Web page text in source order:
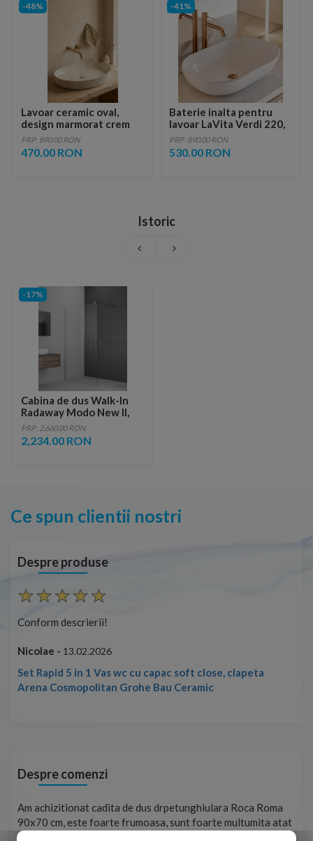
-48%
Lavoar ceramic oval,
design marmorat crem
lucios cu vene aurii,
ventil inclus
PRP: 890.00 RON
470.00 RON
-41%
Baterie inalta pentru
lavoar LaVita Verdi 220,
fara ventil, brushed
copper
PRP: 890.00 RON
530.00 RON
Istoric
-17%
Cabina de dus Walk-In
Radaway Modo New II,
160X200 cm, sticla
transparenta
PRP: 2,660.00 RON
2,234.00 RON
Ce spun clientii nostri
Despre produse
Conform descrierii!
Nicolae -13.02.2026
Despre comenzi
Roca Roma
multumita atat
in obtinerea
Foarte prompți, am cerut detalii despre produs
pe site și le-am primit imediat. După ce am plasat